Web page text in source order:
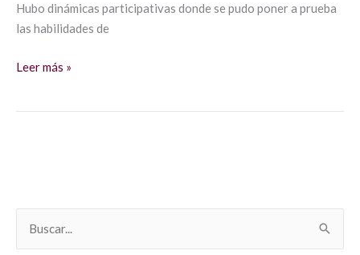
Hubo dinámicas participativas donde se pudo poner a prueba
las habilidades de
Leer más »